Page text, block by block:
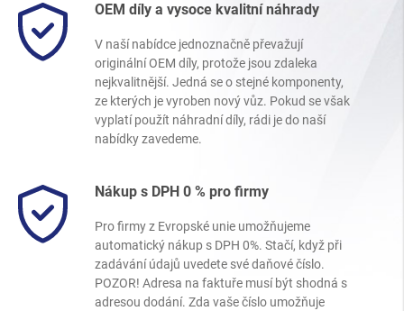
OEM díly a vysoce kvalitní náhrady
V naší nabídce jednoznačně převažují
originální OEM díly, protože jsou zdaleka
nejkvalitnější. Jedná se o stejné komponenty,
ze kterých je vyroben nový vůz. Pokud se však
vyplatí použít náhradní díly, rádi je do naší
nabídky zavedeme.
Nákup s DPH 0 % pro firmy
Pro firmy z Evropské unie umožňujeme
automatický nákup s DPH 0%. Stačí, když při
zadávání údajů uvedete své daňové číslo.
POZOR! Adresa na faktuře musí být shodná s
adresou dodání. Zda vaše číslo umožňuje